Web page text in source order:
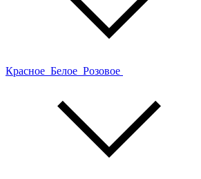
Красное Белое Розовое